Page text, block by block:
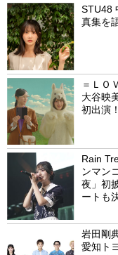
STU48
真集を
＝ＬＯ
大谷映
初出演！
Rain
ンマン
夜」初
ートも
岩田剛
愛知ト